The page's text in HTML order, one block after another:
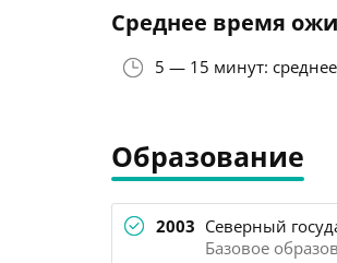
Среднее время
5 — 15 минут:
Образование
2003 Северный
Базовое